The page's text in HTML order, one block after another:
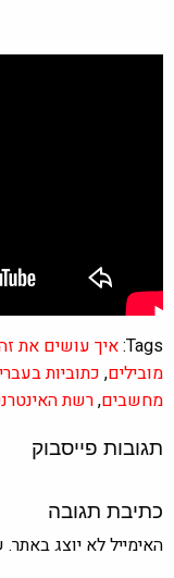
Tags: איך עושים את
מובילים, כתוביות
מחשבים,רשת
תגובות פייסבוק
כתיבת תגובה
האימייל לא יוצג באתר.